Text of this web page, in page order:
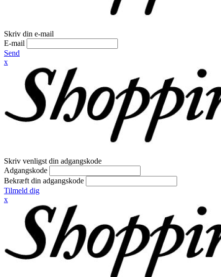
Skriv din e-mail
E-mail
Send
x
Skriv venligst din adgangskode
Adgangskode
Bekræft din adgangskode
Tilmeld dig
x